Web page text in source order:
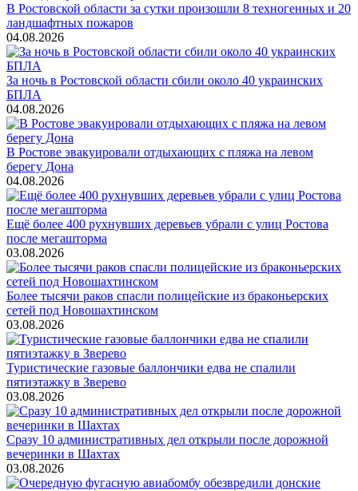
В Ростовской области за сутки произошли 8 техногенных и 20
ландшафтных пожаров
04.08.2026
За ночь в Ростовской области сбили около 40 украинских
БПЛА
04.08.2026
В Ростове эвакуировали отдыхающих с пляжа на левом
берегу Дона
04.08.2026
Ещё более 400 рухнувших деревьев убрали с улиц Ростова
после мегашторма
03.08.2026
Более тысячи раков спасли полицейские из браконьерских
сетей под Новошахтинском
03.08.2026
Туристические газовые баллончики едва не спалили
пятиэтажку в Зверево
03.08.2026
Сразу 10 административных дел открыли после дорожной
вечеринки в Шахтах
03.08.2026